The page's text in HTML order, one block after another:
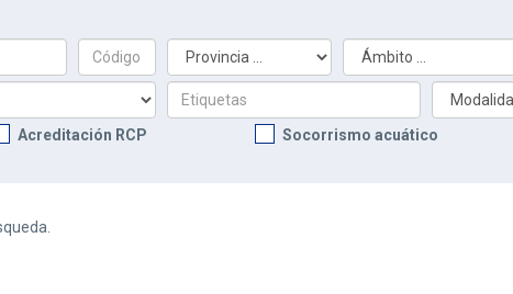
Acreditación RCP Socorrismo acuático